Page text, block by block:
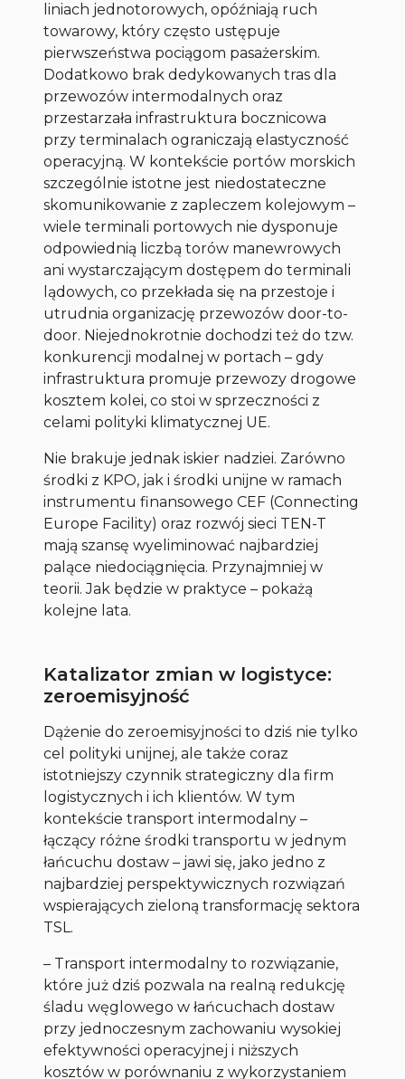
liniach jednotorowych, opóźniają ruch
towarowy, który często ustępuje
pierwszeństwa pociągom pasażerskim.
Dodatkowo brak dedykowanych tras dla
przewozów intermodalnych oraz
przestarzała infrastruktura bocznicowa
przy terminalach ograniczają elastyczność
operacyjną. W kontekście portów morskich
szczególnie istotne jest niedostateczne
skomunikowanie z zapleczem kolejowym –
wiele terminali portowych nie dysponuje
odpowiednią liczbą torów manewrowych
ani wystarczającym dostępem do terminali
lądowych, co przekłada się na przestoje i
utrudnia organizację przewozów door-to-
door. Niejednokrotnie dochodzi też do tzw.
konkurencji modalnej w portach – gdy
infrastruktura promuje przewozy drogowe
kosztem kolei, co stoi w sprzeczności z
celami polityki klimatycznej UE.
Nie brakuje jednak iskier nadziei. Zarówno
środki z KPO, jak i środki unijne w ramach
instrumentu finansowego CEF (Connecting
Europe Facility) oraz rozwój sieci TEN-T
mają szansę wyeliminować najbardziej
palące niedociągnięcia. Przynajmniej w
teorii. Jak będzie w praktyce – pokażą
kolejne lata.
Katalizator zmian w logistyce:
zeroemisyjność
Dążenie do zeroemisyjności to dziś nie tylko
cel polityki unijnej, ale także coraz
istotniejszy czynnik strategiczny dla firm
logistycznych i ich klientów. W tym
kontekście transport intermodalny –
łączący różne środki transportu w jednym
łańcuchu dostaw – jawi się, jako jedno z
najbardziej perspektywicznych rozwiązań
wspierających zieloną transformację sektora
TSL.
– Transport intermodalny to rozwiązanie,
które już dziś pozwala na realną redukcję
śladu węglowego w łańcuchach dostaw
przy jednoczesnym zachowaniu wysokiej
efektywności operacyjnej i niższych
kosztów w porównaniu z wykorzystaniem